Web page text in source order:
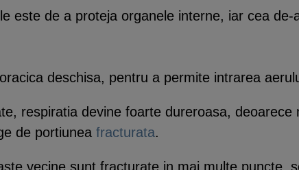
este de a proteja organele interne, iar cea
deschisa, pentru a permite intrarea
respiratia devine foarte dureroasa, deoarece
de portiunea fracturata.
vecine sunt fracturate in mai multe puncte,